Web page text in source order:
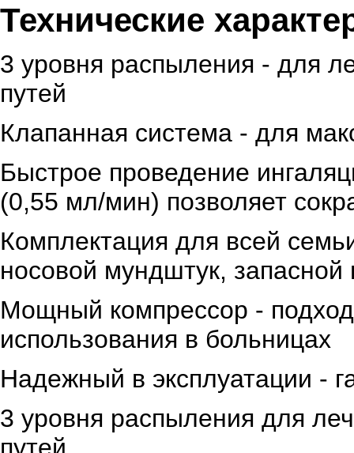
Технические
3 уровня распыления - для
путей
Клапанная система - для
Быстрое проведение
(0,55 мл/мин) позволяет
Комплектация для всей
носовой мундштук, запасной
Мощный компрессор -
использования в больницах
Надежный в эксплуатации -
3 уровня распыления для